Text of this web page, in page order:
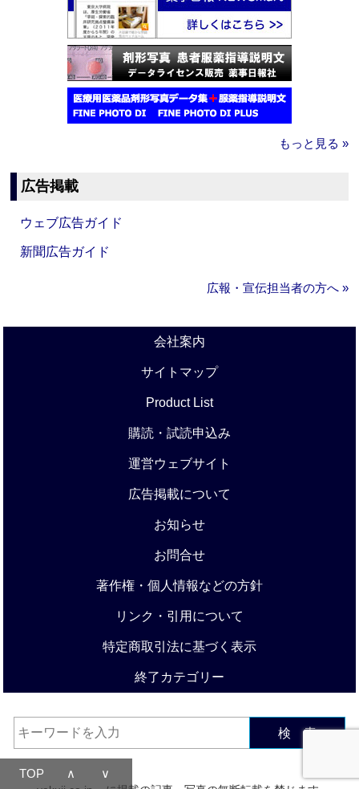
もっと見る »
広告掲載
ウェブ広告ガイド
新聞広告ガイド
広報・宣伝担当者の方へ »
会社案内
サイトマップ
Product List
購読・試読申込み
運営ウェブサイト
広告掲載について
お知らせ
お問合せ
著作権・個人情報などの方針
リンク・引用について
特定商取引法に基づく表示
終了カテゴリー
検 索
TOP ∧ ∨